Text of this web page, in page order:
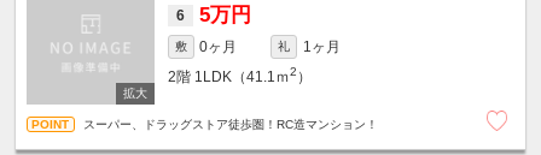
6 5万円
敷 0ヶ月 礼
1ヶ月
2階 1LDK（41.1ｍ2 ）
スーパー、ドラッグストア徒歩圏！RC造マンション！